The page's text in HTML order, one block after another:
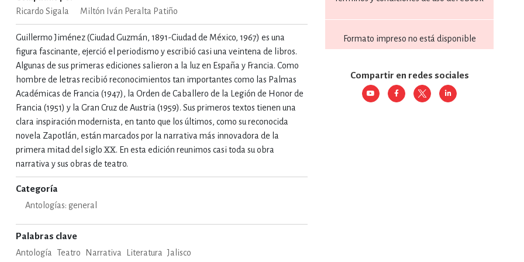
DE OCIO AL AIRE LIBRE DERECHO
FINANZAS, EMPRESA Y GESTIÓN
AFICIONES Y OCIO FICCIÓN Y TEMAS AFINES
RELIGIÓN HISTORIA Y ARQUEOLOGÍA
Y DIDÁCTICOS LENGUAJE Y LINGÜÍSTICA
Ricardo Sigala
Miltón Iván Peralta Patiño
Guillermo Jiménez (Ciudad Guzmán, 1891-Ciudad de México, 1967) es una
figura fascinante, ejerció el periodismo y escribió casi una veintena de libros.
Algunas de sus primeras ediciones salieron a la luz en España y Francia. Como
hombre de letras recibió reconocimientos tan importantes como las Palmas
Académicas de Francia (1947), la Orden de Caballero de la Legión de Honor de
Francia (1951) y la Gran Cruz de Austria (1959). Sus primeros textos tienen una
clara inspiración modernista, en tanto que los últimos, como su reconocida
novela Zapotlán, están marcados por la narrativa más innovadora de la
primera mitad del siglo XX. En esta edición reunimos casi toda su obra
narrativa y sus obras de teatro.
Categoría
Antologías: general
Palabras clave
Antología Teatro Narrativa Literatura Jalisco
Formato impreso no está disponible
Compartir en redes sociales